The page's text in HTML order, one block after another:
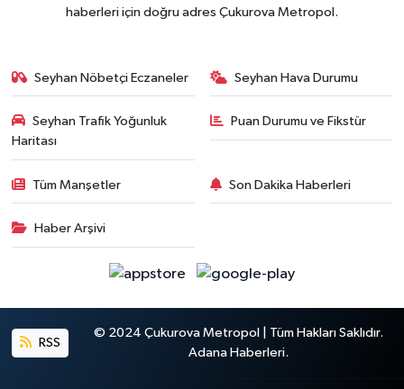
haberleri için doğru adres Çukurova Metropol.
Seyhan Nöbetçi Eczaneler Seyhan Hava Durumu
Seyhan Trafik Yoğunluk
Haritası
Puan Durumu ve Fikstür
Tüm Manşetler Son Dakika Haberleri
Haber Arşivi
RSS
© 2024 Çukurova Metropol | Tüm Hakları Saklıdır.
Adana Haberleri.